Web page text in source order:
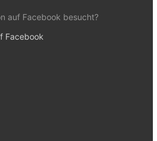
auf Facebook besucht?
Facebook